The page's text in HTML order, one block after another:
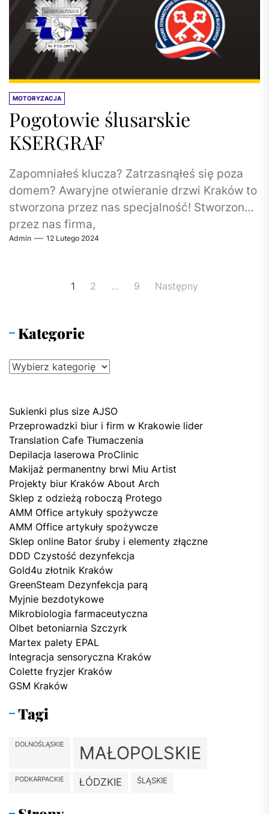
MOTORYZACJA
Pogotowie ślusarskie
KSERGRAF
Zapomniałeś klucza? Zatrzasnąłeś się poza
domem? Awaryjne otwieranie drzwi Kraków to
stworzona przez nas specjalność! Stworzona
przez nas firma,
www.awaryjneotwieranie.krakow.pl, jest
Admin 12 Lutego 2024
Nawigacja
1 2 … 9 Następny
Kategorie
Kategorie
Sukienki plus size AJSO
Przeprowadzki biur i firm w Krakowie lider
Translation Cafe Tłumaczenia
Depilacja laserowa ProClinic
Makijaż permanentny brwi Miu Artist
Projekty biur Kraków About Arch
Sklep z odzieżą roboczą Protego
AMM Office artykuły spożywcze
AMM Office artykuły spożywcze
Sklep online Bator śruby i elementy złączne
DDD Czystość dezynfekcja
Gold4u złotnik Kraków
GreenSteam Dezynfekcja parą
Myjnie bezdotykowe
Mikrobiologia farmaceutyczna
Olbet betoniarnia Szczyrk
Martex palety EPAL
Integracja sensoryczna Kraków
Colette fryzjer Kraków
GSM Kraków
Tagi
DOLNOŚLĄSKIE MAŁOPOLSKIE
PODKARPACKIE ŁÓDZKIE ŚLĄSKIE